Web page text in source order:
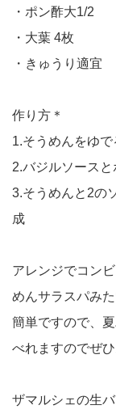
・ポン酢大1/2
・大葉 4枚
・きゅうり適宜
作り方＊
1.そうめんをゆで
2.バジルソース
3.そうめんと2の
成
アレンジでコン
めんサラスパみ
簡単ですので、
べれますのでぜ
ザマルシェの生